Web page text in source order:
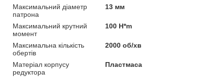
Максимальний діаметр
патрона
13 мм
Максимальний крутний
момент
100 H*m
Максимальна кількість
обертів
2000 об/хв
Матеріал корпусу
редуктора
Пластмаса